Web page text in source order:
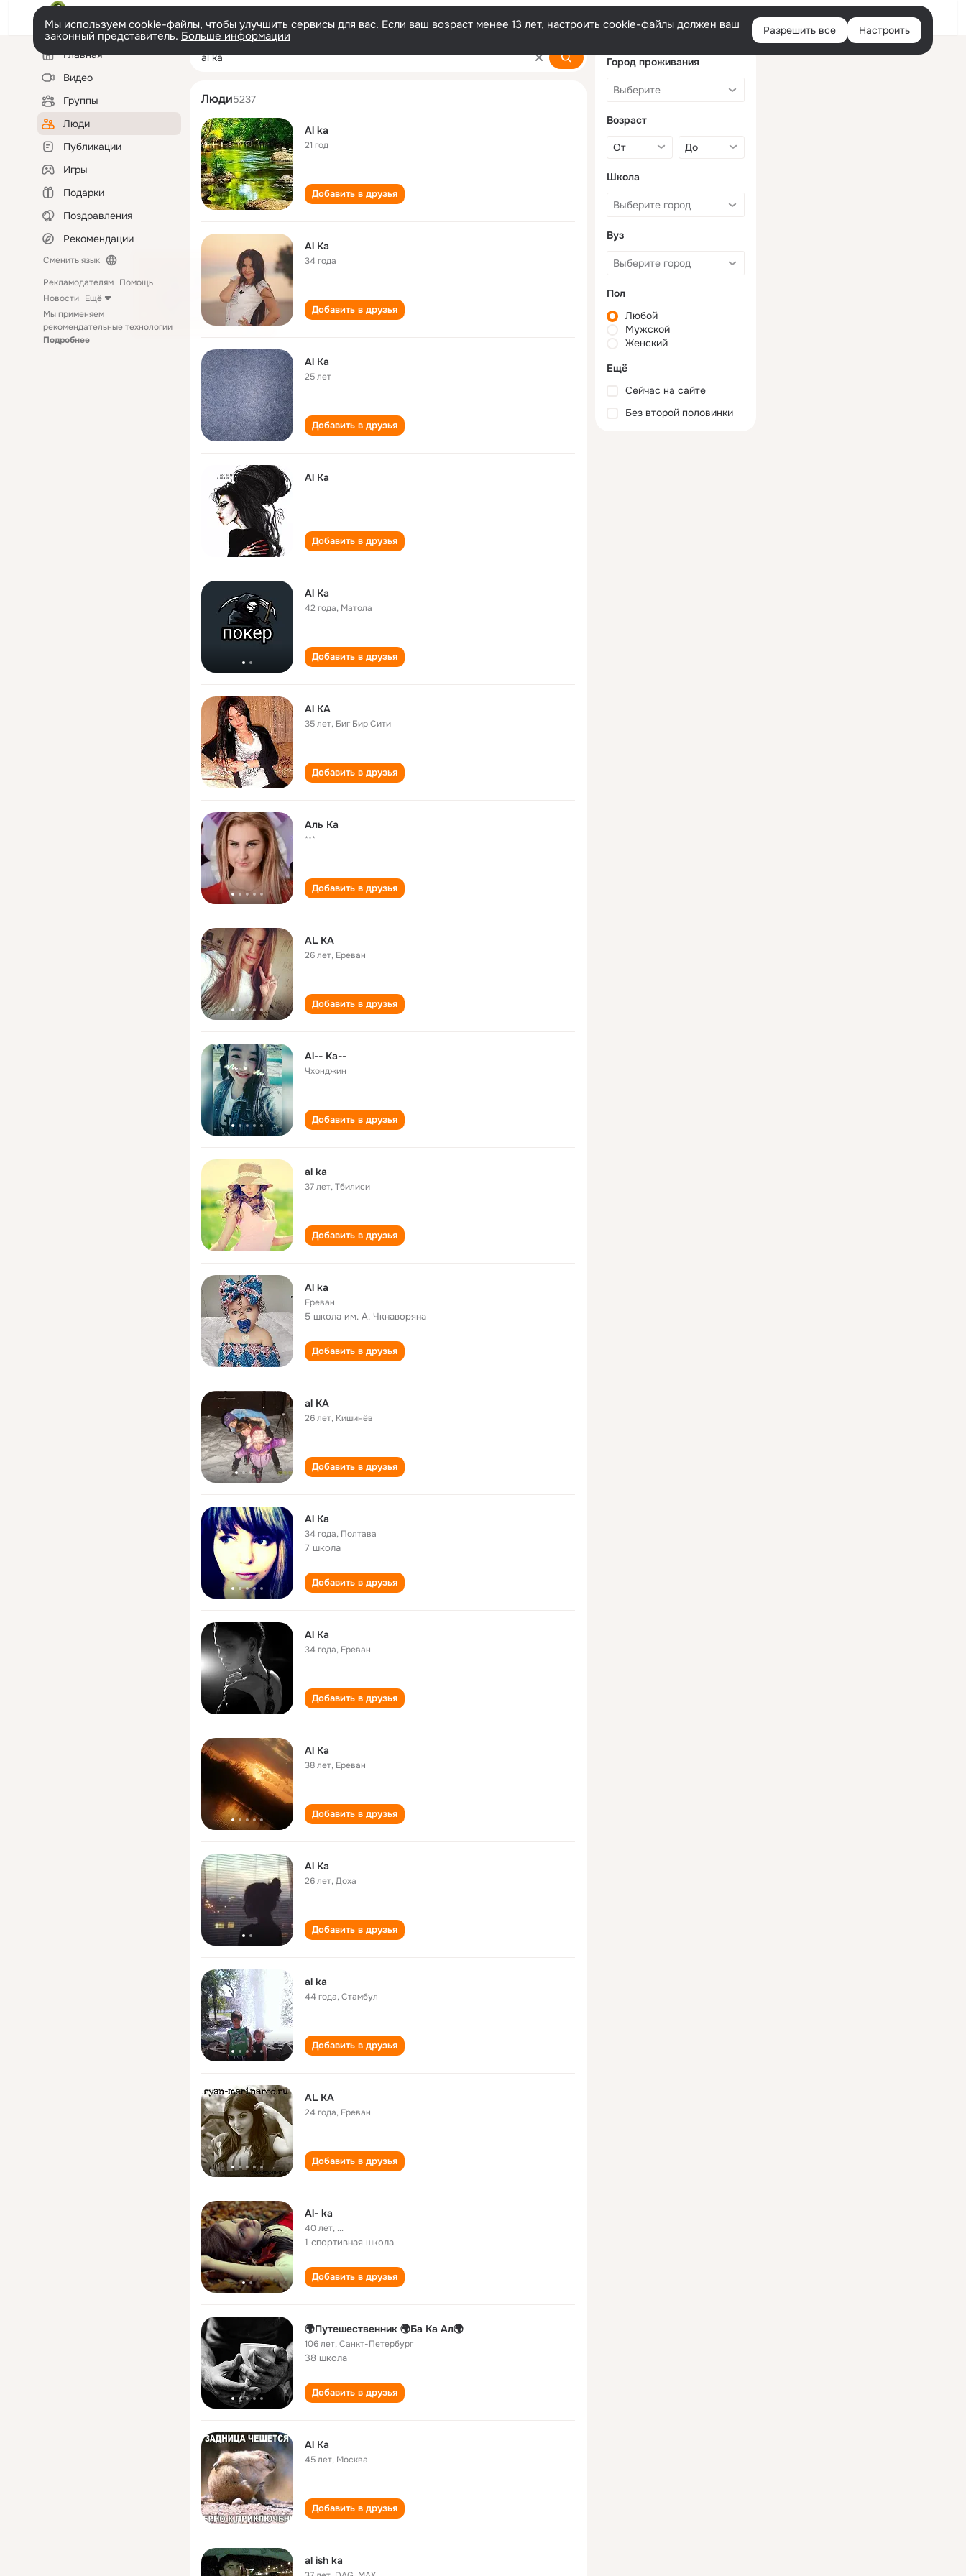
Войти
Мы используем cookie-файлы, чтобы улучшить сервисы для вас. Если ваш возраст менее 13 лет, настроить cookie-файлы должен ваш
законный представитель. Больше информации Разрешить все Настроить
Левая
колонкаГлавная
Видео
Группы
Люди
Публикации
Игры
Подарки
Поздравления
Рекомендации
Сменить язык
Рекламодателям Помощь
Новости Ещё
Мы применяем
рекомендательные технологии
Подробнее
al ka
Люди5237
Al ka
21 год
Добавить в друзья
Al Ka
34 года
Добавить в друзья
Al Ka
25 лет
Добавить в друзья
Al Ka
Добавить в друзья
Al Ka
42 года, Матола
Добавить в друзья
Al KA
35 лет, Биг Бир Сити
Добавить в друзья
Aль Ka
***
Добавить в друзья
AL KA
26 лет, Ереван
Добавить в друзья
Al-- Ka--
Чхонджин
Добавить в друзья
al ka
37 лет,Тбилиси
Добавить в друзья
Al ka
Ереван
5 школа им. А. Чкнаворяна
Добавить в друзья
al KA
26 лет, Кишинёв
Добавить в друзья
Al Ka
34 года, Полтава
7 школа
Добавить в друзья
Al Ka
34 года, Ереван
Добавить в друзья
Al Ka
38 лет, Ереван
Добавить в друзья
Al Ka
26 лет,Доха
Добавить в друзья
al ka
44 года,Стамбул
Добавить в друзья
AL KA
24 года, Ереван
Добавить в друзья
Al- ka
40 лет, ...
1 спортивная школа
Добавить в друзья
🌍Путешественник 🌍Ба Ка Ал🌍
106 лет,Санкт-Петербург
38 школа
Добавить в друзья
Al Ka
45 лет, Москва
Добавить в друзья
al ish ka
Город проживания
Возраст
Школа
Вуз
Пол
Любой
Мужской
Женский
Ещё
Сейчас на сайте
Без второй половинки